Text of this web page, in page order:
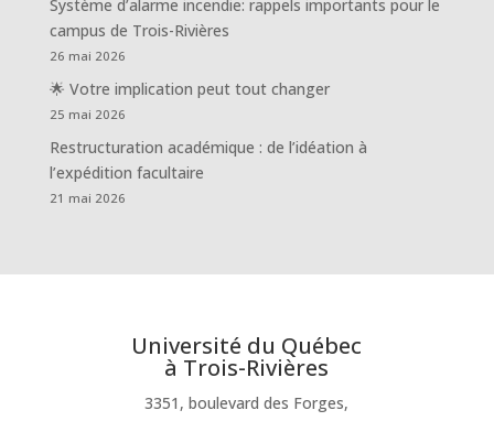
Système d’alarme incendie: rappels importants pour le
campus de Trois-Rivières
26 mai 2026
🌟 Votre implication peut tout changer
25 mai 2026
Restructuration académique : de l’idéation à
l’expédition facultaire
21 mai 2026
Université du Québec
à Trois-Rivières
3351, boulevard des Forges,